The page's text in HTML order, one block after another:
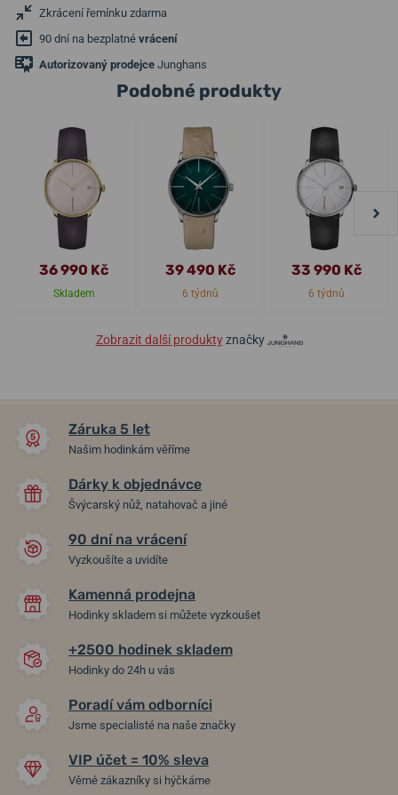
Zkrácení řemínku zdarma
90 dní na bezplatné vrácení
Autorizovaný prodejce Junghans
Podobné produkty
36 990 Kč
Skladem
39 490 Kč
6 týdnů
33 990 Kč
6 týdnů
Zobrazit další produktyznačky
Záruka 5 let
Našim hodinkám věříme
Dárky k objednávce
Švýcarský nůž, natahovač a jiné
90 dní na vrácení
Vyzkoušíte a uvidíte
Kamenná prodejna
Hodinky skladem si můžete vyzkoušet
+2500 hodinek skladem
Hodinky do 24h u vás
Poradí vám odborníci
Jsme specialisté na naše značky
VIP účet = 10% sleva
Věrné zákazníky si hýčkáme